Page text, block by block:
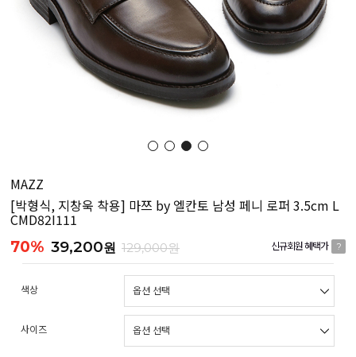
MAZZ
[박형식, 지창욱 착용] 마쯔 by 엘칸토 남성 페니 로퍼 3.5cm L
CMD82I111
70% 39,200원 129,000원 신규회원 혜택가 ?
색상
사이즈